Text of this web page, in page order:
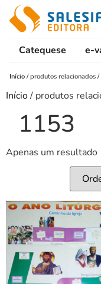
Catequese e-
Início /produtos relacionados /
Início/ produtos
1153
Apenas um resultado